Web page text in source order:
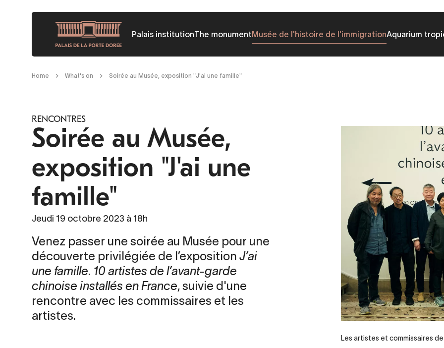
content
Palais institutionThe monumentMusée de l'histoire de l'immigrationAquarium
Breadcrumb
Home What's on Soirée au Musée, exposition "J'ai une famille"
RENCONTRES
Soirée au Musée,
exposition "J'ai une
famille"
Jeudi 19 octobre 2023 à 18h
Venez passer une soirée au Musée pour une
découverte privilégiée de l’exposition J’ai
une famille. 10 artistes de l’avant-garde
chinoise installés en France, suivie d'une
rencontre avec les commissaires et les
artistes.
Les artistes et commissaires